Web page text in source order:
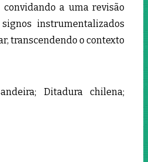
a uma revisão
instrumentalizados
transcendendo o contexto
Ditadura chilena;